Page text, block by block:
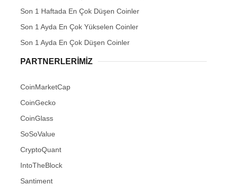
Son 1 Haftada En Çok Düşen Coinler
Son 1 Ayda En Çok Yükselen Coinler
Son 1 Ayda En Çok Düşen Coinler
PARTNERLERIMIZ
CoinMarketCap
CoinGecko
CoinGlass
SoSoValue
CryptoQuant
IntoTheBlock
Santiment